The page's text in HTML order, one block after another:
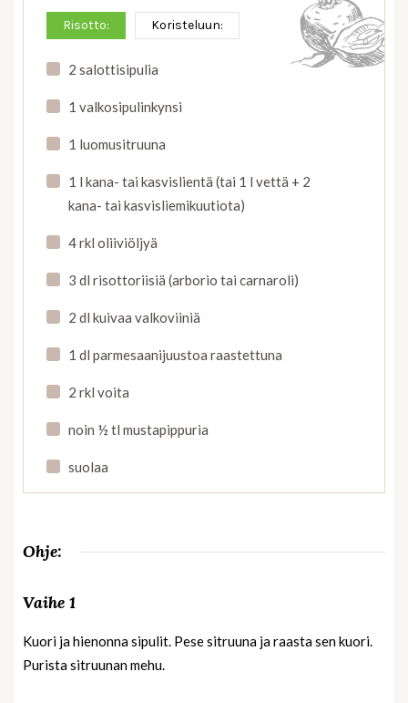
Risotto: Koristeluun:
2 salottisipulia
1 valkosipulinkynsi
1 luomusitruuna
1 l kana- tai kasvislientä (tai 1 l vettä + 2
kana- tai kasvisliemikuutiota)
4 rkl oliiviöljyä
3 dl risottoriisiä (arborio tai carnaroli)
2 dl kuivaa valkoviiniä
1 dl parmesaanijuustoa raastettuna
2 rkl voita
noin ½ tl mustapippuria
suolaa
Ohje:
Vaihe 1
Kuori ja hienonna sipulit. Pese sitruuna ja raasta sen kuori.
Purista sitruunan mehu.